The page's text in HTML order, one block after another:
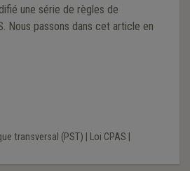
une série de règles de
Nous passons dans cet article en
transversal (PST) Loi CPAS